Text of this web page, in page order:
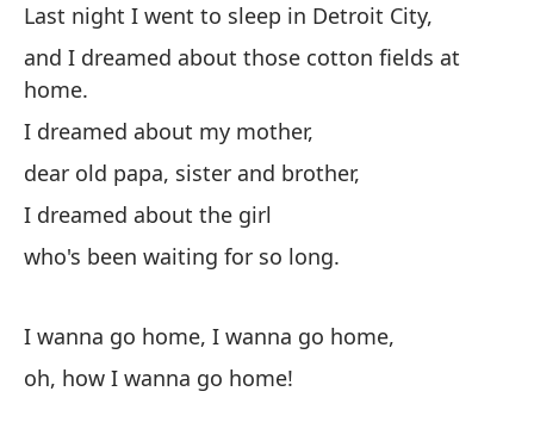
Last night I went to sleep in Detroit City,
and I dreamed about those cotton fields at
home.
I dreamed about my mother,
dear old papa, sister and brother,
I dreamed about the girl
who's been waiting for so long.
I wanna go home, I wanna go home,
oh, how I wanna go home!